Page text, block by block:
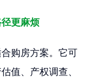
更麻烦
购房方案。它可
值、产权调查、